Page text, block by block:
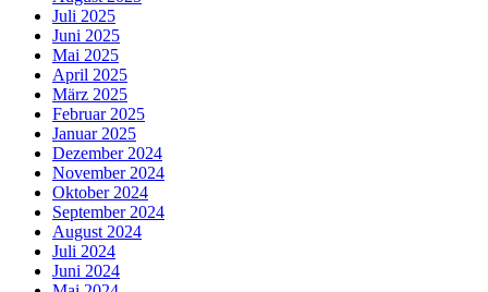
Juli 2025
Juni 2025
Mai 2025
April 2025
März 2025
Februar 2025
Januar 2025
Dezember 2024
November 2024
Oktober 2024
September 2024
August 2024
Juli 2024
Juni 2024